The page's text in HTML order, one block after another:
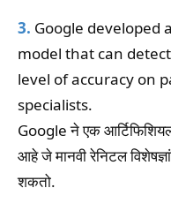
3. Google developed
model that can
level of accuracy on
specialists.
Google ने एक
आहे जे मानवी रेनिटल
शकतो.